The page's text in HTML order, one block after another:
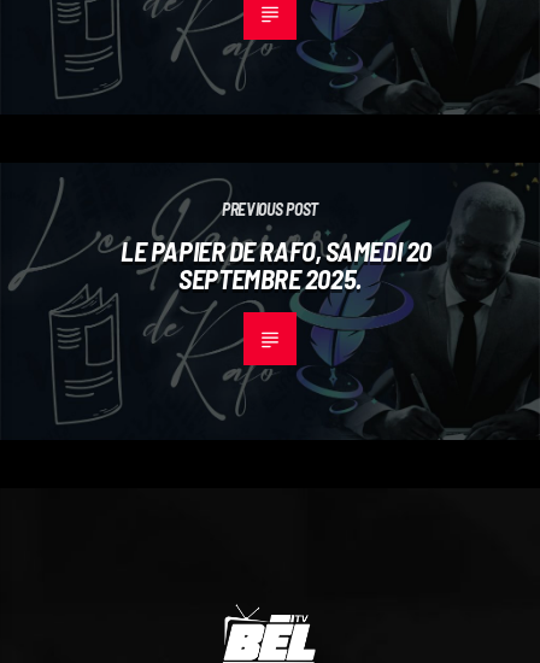
PREVIOUS POST
LE PAPIER DE RAFO, SAMEDI 20
SEPTEMBRE 2025.